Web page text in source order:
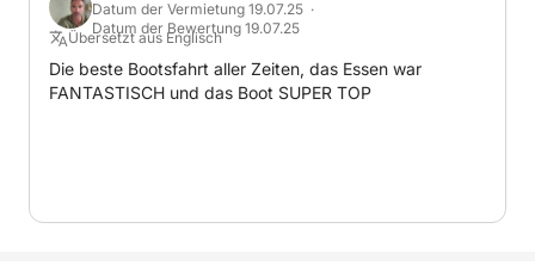
erkunden. Während der Fahrt können Sie
Ausblicke in völliger Entspannung genießen – fernab
Datum der Vermietung 19.07.25 ·
Datum der Bewertung 19.07.25
Übersetzt aus Englisch
Die beste Bootsfahrt aller Zeiten, das Essen war
FANTASTISCH und das Boot SUPER TOP